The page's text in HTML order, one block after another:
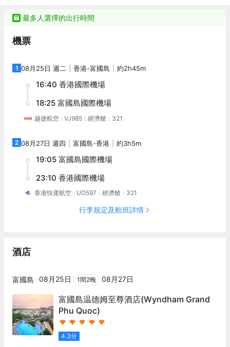
最多人選擇的出行時間
機票
1 08月25日 週二 香港-富國島 約2h45m
16:40 香港國際機場
18:25 富國島國際機場
越捷航空 VJ985 經濟艙 321
2 08月27日 週四 富國島-香港 約3h5m
19:05 富國島國際機場
23:10 香港國際機場
香港快運航空 UO597 經濟艙 321
行李規定及航班詳情
酒店
富國島 08月25日 1間2晚 08月27日
富國島温德姆至尊酒店(Wyndham Grand
Phu Quoc)
4.3分